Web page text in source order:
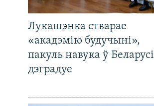
Лукашэнка стварае
«акадэмію будучыні»,
пакуль навука ў Беларусі
дэградуе